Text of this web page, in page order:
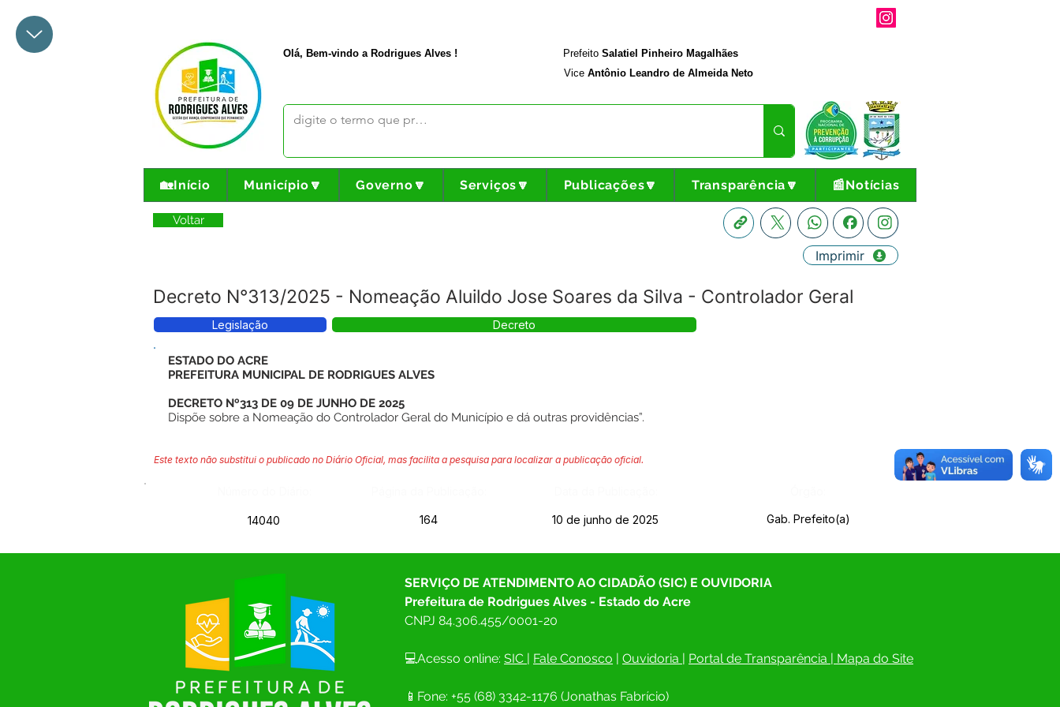
Olá, Bem-vindo a Rodrigues Alves ! Prefeito Salatiel Pinheiro Magalhães
Vice Antônio Leandro de Almeida Neto
🏡Início Município🔽 Governo🔽 Serviços🔽 Publicações🔽 Transparência🔽 📰Notícias
Voltar
Decreto N°313/2025 - Nomeação Aluildo Jose Soares da Silva - Controlador Geral
Imprimir
Legislação Decreto
ESTADO DO ACRE
PREFEITURA MUNICIPAL DE RODRIGUES ALVES
DECRETO Nº313 DE 09 DE JUNHO DE 2025
Dispõe sobre a Nomeação do Controlador Geral do Município e dá outras providências”.
Este texto não substitui o publicado no Diário Oficial, mas facilita a pesquisa para localizar a publicação oficial.
14040 164 10 de junho de 2025 Gab. Prefeito(a)
SERVIÇO DE ATENDIMENTO AO CIDADÃO (SIC) E OUVIDORIA
Prefeitura de Rodrigues Alves - Estado do Acre
CNPJ 84.306.455/0001-20
💻Acesso online: SIC | Fale Conosco | Ouvidoria | Portal de Transparência | Mapa do Site
📱Fone: +55 (68) 3342-1176 (Jonathas Fabrício)